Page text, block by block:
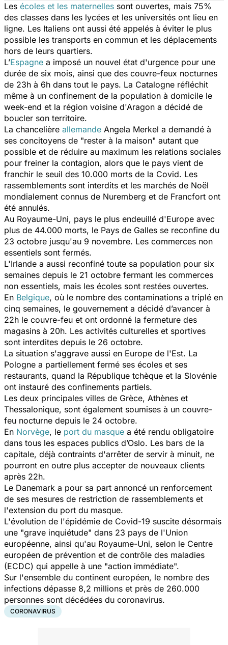
Les écoles et les maternelles sont ouvertes, mais 75%
des classes dans les lycées et les universités ont lieu en
ligne. Les Italiens ont aussi été appelés à éviter le plus
possible les transports en commun et les déplacements
hors de leurs quartiers.
L’Espagne a imposé un nouvel état d'urgence pour une
durée de six mois, ainsi que des couvre-feux nocturnes
de 23h à 6h dans tout le pays. La Catalogne réfléchit
même à un confinement de la population à domicile le
week-end et la région voisine d'Aragon a décidé de
boucler son territoire.
La chancelière allemande Angela Merkel a demandé à
ses concitoyens de "rester à la maison" autant que
possible et de réduire au maximum les relations sociales
pour freiner la contagion, alors que le pays vient de
franchir le seuil des 10.000 morts de la Covid. Les
rassemblements sont interdits et les marchés de Noël
mondialement connus de Nuremberg et de Francfort ont
été annulés.
Au Royaume-Uni, pays le plus endeuillé d'Europe avec
plus de 44.000 morts, le Pays de Galles se reconfine du
23 octobre jusqu'au 9 novembre. Les commerces non
essentiels sont fermés.
L'Irlande a aussi reconfiné toute sa population pour six
semaines depuis le 21 octobre fermant les commerces
non essentiels, mais les écoles sont restées ouvertes.
En Belgique, où le nombre des contaminations a triplé en
cinq semaines, le gouvernement a décidé d’avancer à
22h le couvre-feu et ont ordonné la fermeture des
magasins à 20h. Les activités culturelles et sportives
sont interdites depuis le 26 octobre.
La situation s'aggrave aussi en Europe de l'Est. La
Pologne a partiellement fermé ses écoles et ses
restaurants, quand la République tchèque et la Slovénie
ont instauré des confinements partiels.
Les deux principales villes de Grèce, Athènes et
Thessalonique, sont également soumises à un couvre-
feu nocturne depuis le 24 octobre.
En Norvège, le port du masque a été rendu obligatoire
dans tous les espaces publics d’Oslo. Les bars de la
capitale, déjà contraints d'arrêter de servir à minuit, ne
pourront en outre plus accepter de nouveaux clients
après 22h.
Le Danemark a pour sa part annoncé un renforcement
de ses mesures de restriction de rassemblements et
l'extension du port du masque.
L'évolution de l'épidémie de Covid-19 suscite désormais
une "grave inquiétude" dans 23 pays de l'Union
européenne, ainsi qu'au Royaume-Uni, selon le Centre
européen de prévention et de contrôle des maladies
(ECDC) qui appelle à une "action immédiate".
Sur l'ensemble du continent européen, le nombre des
infections dépasse 8,2 millions et près de 260.000
personnes sont décédées du coronavirus.
CORONAVIRUS